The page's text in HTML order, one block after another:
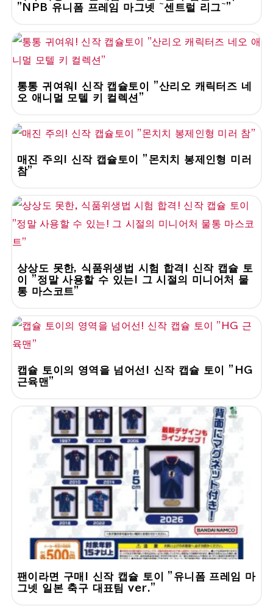
"NPB 유니폼 프레임 마그넷 ~센트럴 리그~"
통통 귀여워! 신작 캡슐토이 "산리오 캐릭터즈 네
오 애니멀 모텔 키 컬렉션"
매진 주의! 신작 캡슐토이 "몬치치 봉제인형 미러
참"
상상도 못한, 식품위생법 시험 합격! 신작 캡슐 토
이 "정말 사용할 수 있는! 그 시절의 미니어처 물
통 마스코트"
캡슐 토이의 영역을 넘어선! 신작 캡슐 토이 "HG
근육맨"
팬이라면 구매! 신작 캡슐 토이 "유니폼 프레임 마
그넷 일본 축구 대표팀 ver."